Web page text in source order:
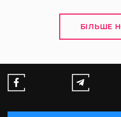
БІЛЬШЕ